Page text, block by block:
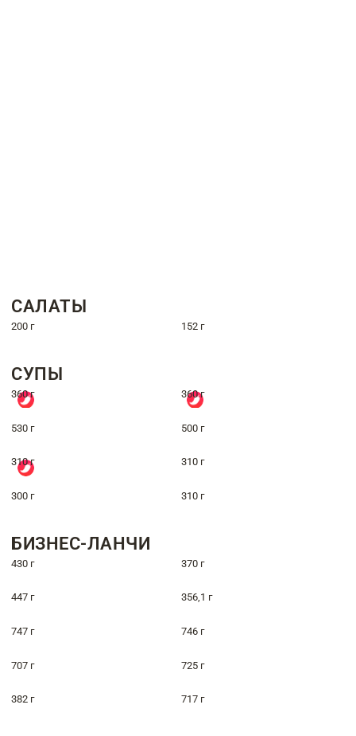
САЛАТЫ
200 г 152 г
СУПЫ
360 г 360 г
530 г 500 г
310 г 310 г
300 г 310 г
БИЗНЕС-ЛАНЧИ
430 г 370 г
447 г 356,1 г
747 г 746 г
707 г 725 г
382 г 717 г